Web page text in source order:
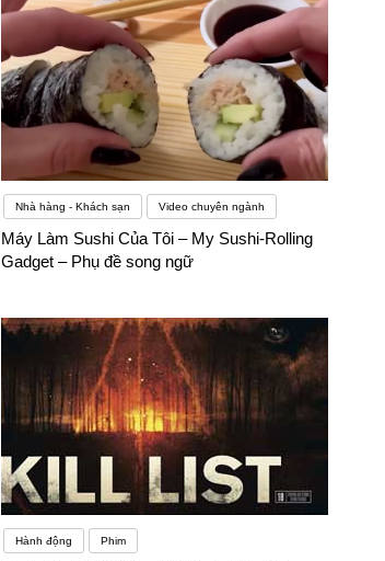
Nhà hàng - Khách sạn Video chuyên ngành
Máy Làm Sushi Của Tôi – My Sushi-Rolling
Gadget – Phụ đề song ngữ
Hành động Phim